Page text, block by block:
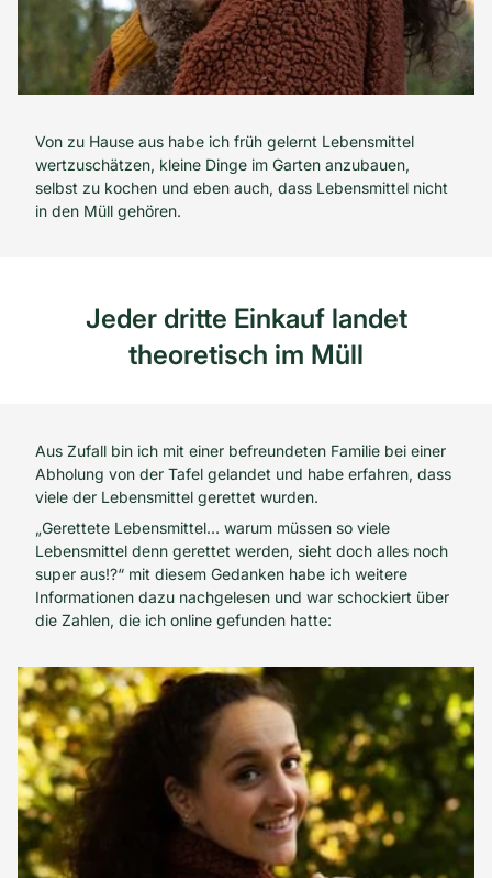
Von zu Hause aus habe ich früh gelernt Lebensmittel
wertzuschätzen, kleine Dinge im Garten anzubauen,
selbst zu kochen und eben auch, dass Lebensmittel nicht
in den Müll gehören.
Jeder dritte Einkauf landet
theoretisch im Müll
Aus Zufall bin ich mit einer befreundeten Familie bei einer
Abholung von der Tafel gelandet und habe erfahren, dass
viele der Lebensmittel gerettet wurden.
„Gerettete Lebensmittel… warum müssen so viele
Lebensmittel denn gerettet werden, sieht doch alles noch
super aus!?“ mit diesem Gedanken habe ich weitere
Informationen dazu nachgelesen und war schockiert über
die Zahlen, die ich online gefunden hatte: